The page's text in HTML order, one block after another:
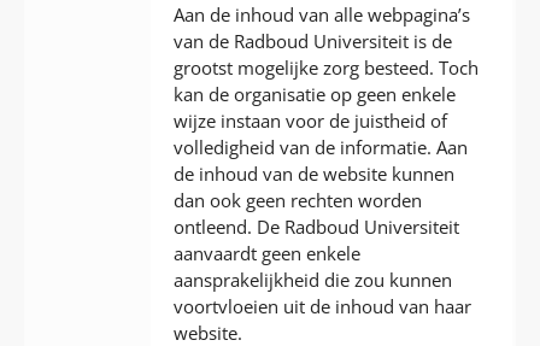
Aan de inhoud van alle webpagina’s
van de Radboud Universiteit is de
grootst mogelijke zorg besteed. Toch
kan de organisatie op geen enkele
wijze instaan voor de juistheid of
volledigheid van de informatie. Aan
de inhoud van de website kunnen
dan ook geen rechten worden
ontleend. De Radboud Universiteit
aanvaardt geen enkele
aansprakelijkheid die zou kunnen
voortvloeien uit de inhoud van haar
website.